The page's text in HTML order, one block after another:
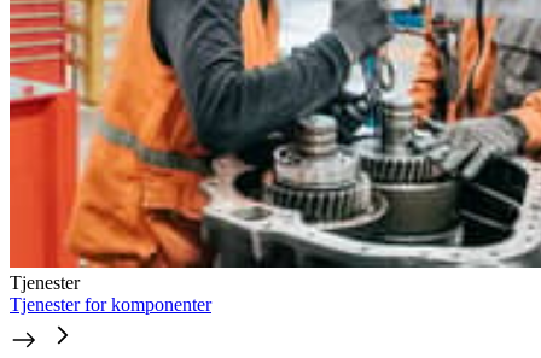
Tjenester
Tjenester for komponenter